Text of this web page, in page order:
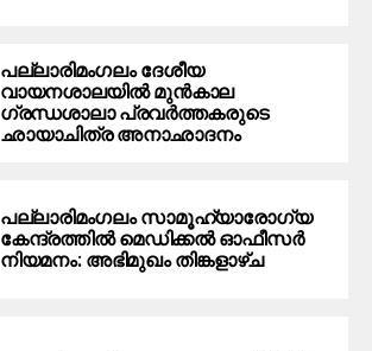
പല്ലാരിമംഗലം ദേശീയ
വായനശാലയില്‍ മുന്‍കാല
ഗ്രന്ധശാലാ പ്രവര്‍ത്തകരുടെ
ഛായാചിത്ര അനാഛാദനം
പല്ലാരിമംഗലം സാമൂഹ്യാരോഗ്യ
കേന്ദ്രത്തിൽ മെഡിക്കൽ ഓഫീസർ
നിയമനം: അഭിമുഖം തിങ്കളാഴ്ച